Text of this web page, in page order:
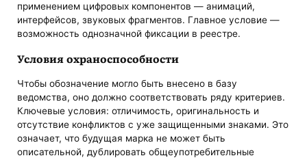
применением цифровых компонентов — анимаций,
интерфейсов, звуковых фрагментов. Главное условие —
возможность однозначной фиксации в реестре.
Условия охраноспособности
Чтобы обозначение могло быть внесено в базу
ведомства, оно должно соответствовать ряду критериев.
Ключевые условия: отличимость, оригинальность и
отсутствие конфликтов с уже защищенными знаками. Это
означает, что будущая марка не может быть
описательной, дублировать общеупотребительные